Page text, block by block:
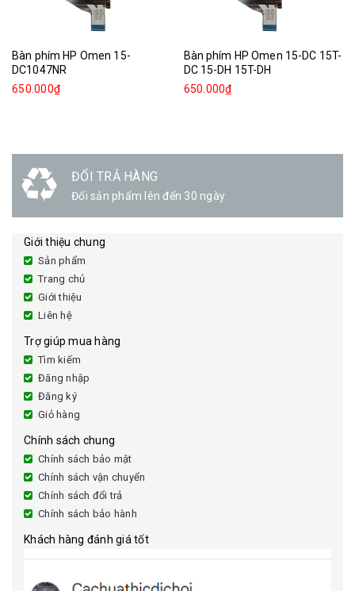
Bàn phím HP Omen 15-
DC1047NR
650.000₫
Bàn phím HP Omen 15-DC 15T-
DC 15-DH 15T-DH
650.000₫
ĐỔI TRẢ HÀNG
Đổi sản phẩm lên đến 30 ngày
Giới thiệu chung
Sản phẩm
Trang chủ
Giới thiệu
Liên hệ
Trợ giúp mua hàng
Tìm kiếm
Đăng nhập
Đăng ký
Giỏ hàng
Chính sách chung
Chính sách bảo mật
Chính sách vận chuyển
Chính sách đổi trả
Chính sách bảo hành
Khách hàng đánh giá tốt